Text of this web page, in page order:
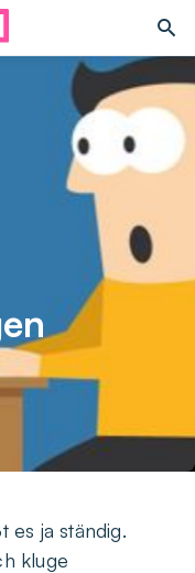
es ja ständig.
kluge